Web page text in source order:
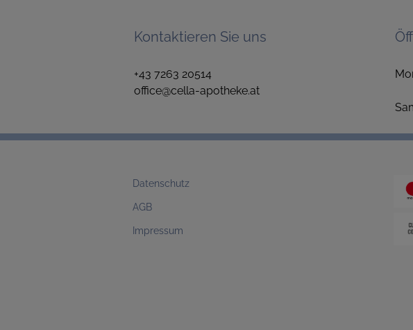
Kontaktieren Sie uns
+43 7263 20514
office@cella-apotheke.at
Datenschutz
AGB
Impressum